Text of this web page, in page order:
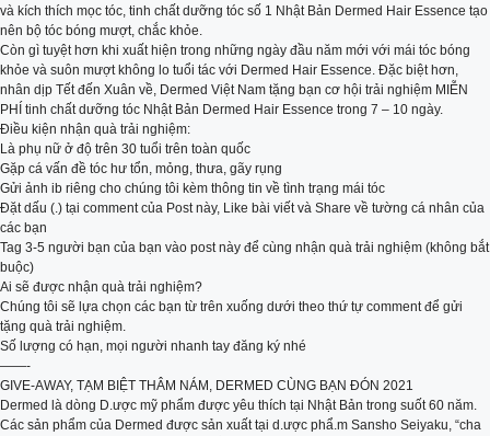
và kích thích mọc tóc, tinh chất dưỡng tóc số 1 Nhật Bản Dermed Hair Essence tạo
nên bộ tóc bóng mượt, chắc khỏe.
Còn gì tuyệt hơn khi xuất hiện trong những ngày đầu năm mới với mái tóc bóng
khỏe và suôn mượt không lo tuổi tác với Dermed Hair Essence. Đặc biệt hơn,
nhân dịp Tết đến Xuân về, Dermed Việt Nam tặng bạn cơ hội trải nghiệm MIỄN
PHÍ tinh chất dưỡng tóc Nhật Bản Dermed Hair Essence trong 7 – 10 ngày.
Điều kiện nhận quà trải nghiệm:
Là phụ nữ ở độ trên 30 tuổi trên toàn quốc
Gặp cá vấn đề tóc hư tổn, mỏng, thưa, gãy rụng
Gửi ảnh ib riêng cho chúng tôi kèm thông tin về tình trạng mái tóc
Đặt dấu (.) tại comment của Post này, Like bài viết và Share về tường cá nhân của
các bạn
Tag 3-5 người bạn của bạn vào post này để cùng nhận quà trải nghiệm (không bắt
buộc)
Ai sẽ được nhận quà trải nghiệm?
Chúng tôi sẽ lựa chọn các bạn từ trên xuống dưới theo thứ tự comment để gửi
tặng quà trải nghiệm.
Số lượng có hạn, mọi người nhanh tay đăng ký nhé
——-
GIVE-AWAY, TẠM BIỆT THÂM NÁM, DERMED CÙNG BẠN ĐÓN 2021
Dermed là dòng D.ược mỹ phẩm được yêu thích tại Nhật Bản trong suốt 60 năm.
Các sản phẩm của Dermed được sản xuất tại d.ược phẩ.m Sansho Seiyaku, “cha